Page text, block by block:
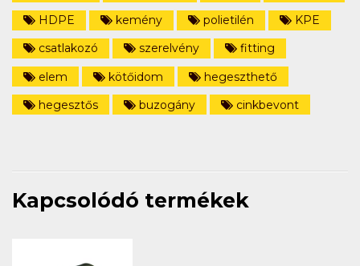
HDPE
kemény polietilén
KPE
csatlakozó
szerelvény
fitting
elem
kötőidom
hegeszthető
hegesztős
buzogány cinkbevont
Kapcsolódó termékek